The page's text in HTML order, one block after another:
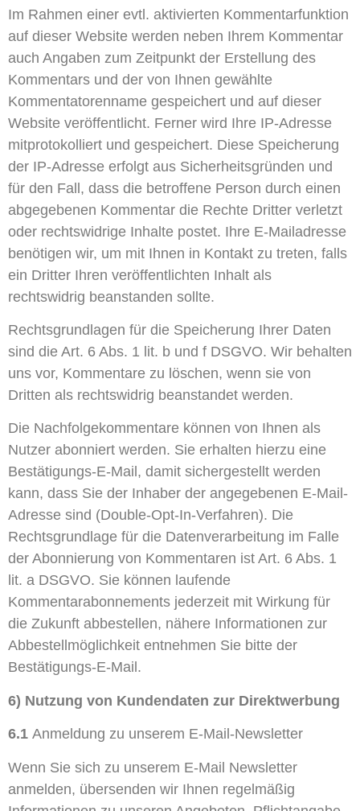
Im Rahmen einer evtl. aktivierten Kommentarfunktion
auf dieser Website werden neben Ihrem Kommentar
auch Angaben zum Zeitpunkt der Erstellung des
Kommentars und der von Ihnen gewählte
Kommentatorenname gespeichert und auf dieser
Website veröffentlicht. Ferner wird Ihre IP-Adresse
mitprotokolliert und gespeichert. Diese Speicherung
der IP-Adresse erfolgt aus Sicherheitsgründen und
für den Fall, dass die betroffene Person durch einen
abgegebenen Kommentar die Rechte Dritter verletzt
oder rechtswidrige Inhalte postet. Ihre E-Mailadresse
benötigen wir, um mit Ihnen in Kontakt zu treten, falls
ein Dritter Ihren veröffentlichten Inhalt als
rechtswidrig beanstanden sollte.
Rechtsgrundlagen für die Speicherung Ihrer Daten
sind die Art. 6 Abs. 1 lit. b und f DSGVO. Wir behalten
uns vor, Kommentare zu löschen, wenn sie von
Dritten als rechtswidrig beanstandet werden.
Die Nachfolgekommentare können von Ihnen als
Nutzer abonniert werden. Sie erhalten hierzu eine
Bestätigungs-E-Mail, damit sichergestellt werden
kann, dass Sie der Inhaber der angegebenen E-Mail-
Adresse sind (Double-Opt-In-Verfahren). Die
Rechtsgrundlage für die Datenverarbeitung im Falle
der Abonnierung von Kommentaren ist Art. 6 Abs. 1
lit. a DSGVO. Sie können laufende
Kommentarabonnements jederzeit mit Wirkung für
die Zukunft abbestellen, nähere Informationen zur
Abbestellmöglichkeit entnehmen Sie bitte der
Bestätigungs-E-Mail.
6) Nutzung von Kundendaten zur Direktwerbung
6.1 Anmeldung zu unserem E-Mail-Newsletter
Wenn Sie sich zu unserem E-Mail Newsletter
anmelden, übersenden wir Ihnen regelmäßig